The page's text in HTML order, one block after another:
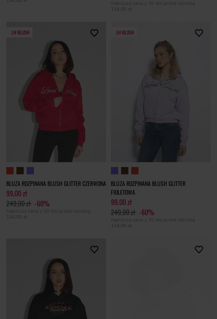
Najniższa cena z 30 dni przed obniżką
119,00 zł
LH BLUSH
BLUZA ROZPINANA BLUSH GLITTER CZERWONA
99,00 zł
249,00 zł -60%
Najniższa cena z 30 dni przed obniżką
124,00 zł
LH BLUSH
BLUZA ROZPINANA BLUSH GLITTER
FIOLETOWA
99,00 zł
249,00 zł -60%
Najniższa cena z 30 dni przed obniżką
124,00 zł